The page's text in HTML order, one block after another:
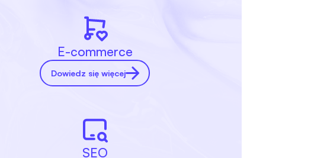
E-commerce
Dowiedz się więcej
SEO